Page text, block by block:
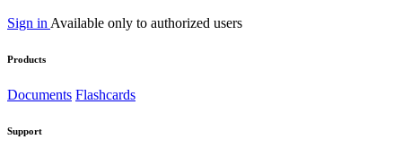
Sign in Available only to authorized users
Products
Documents Flashcards
Support